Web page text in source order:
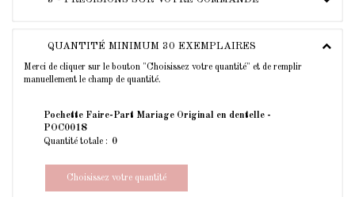
QUANTITÉ MINIMUM 30 EXEMPLAIRES
Merci de cliquer sur le bouton "Choisissez votre quantité" et de remplir
manuellement le champ de quantité.
Pochette Faire-Part Mariage Original en dentelle -
POC0018
Quantité totale :
Choisissez votre quantité